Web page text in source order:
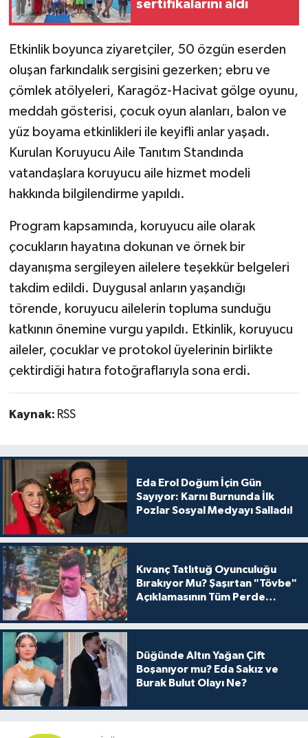
sertifikalarını aldı
Etkinlik boyunca ziyaretçiler, 50 özgün eserden
oluşan farkındalık sergisini gezerken; ebru ve
çömlek atölyeleri, Karagöz-Hacivat gölge oyunu,
meddah gösterisi, çocuk oyun alanları, balon ve
yüz boyama etkinlikleri ile keyifli anlar yaşadı.
Kurulan Koruyucu Aile Tanıtım Standında
vatandaşlara koruyucu aile hizmet modeli
hakkında bilgilendirme yapıldı.
Program kapsamında, koruyucu aile olarak
çocukların hayatına dokunan ve örnek bir
dayanışma sergileyen ailelere teşekkür belgeleri
takdim edildi. Duygusal anların yaşandığı
törende, koruyucu ailelerin topluma sunduğu
katkının önemine vurgu yapıldı. Etkinlik, koruyucu
aileler, çocuklar ve protokol üyelerinin birlikte
çektirdiği hatıra fotoğraflarıyla sona erdi.
Kaynak: RSS
Eda Erol Doğum İçin Gün
Sayıyor: Karnı Burnunda İlk
Pozlar Sosyal Medyayı Salladı!
Kıvanç Tatlıtuğ Oyunculuğu
Bırakıyor Mu? Şaşırtan "Tövbe"
Açıklamasının Tüm Perde
Düğünde Altın Yağan Çift
Boşanıyor mu? Eda Sakız ve
Burak Bulut Olayı Ne?